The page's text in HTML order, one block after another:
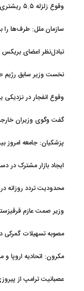
وقوع زلزله ۵.۵ ریشتری در اندونزی
سازمان ملل: طرف‌ها را
تبادل‌نظر اعضای
نخست وزیر سابق رژیم
وقوع انفجار در
گفت وگوی وزیران خارجه
پزشکیان: جامعه امروز
ایجاد بازار مشترک در
محدودیت تردد روزانه
وزیر صمت عازم
مصوبه تسهیلات گمرکی
مکرون: اتحادیه اروپا
عصبانیت ترامپ از